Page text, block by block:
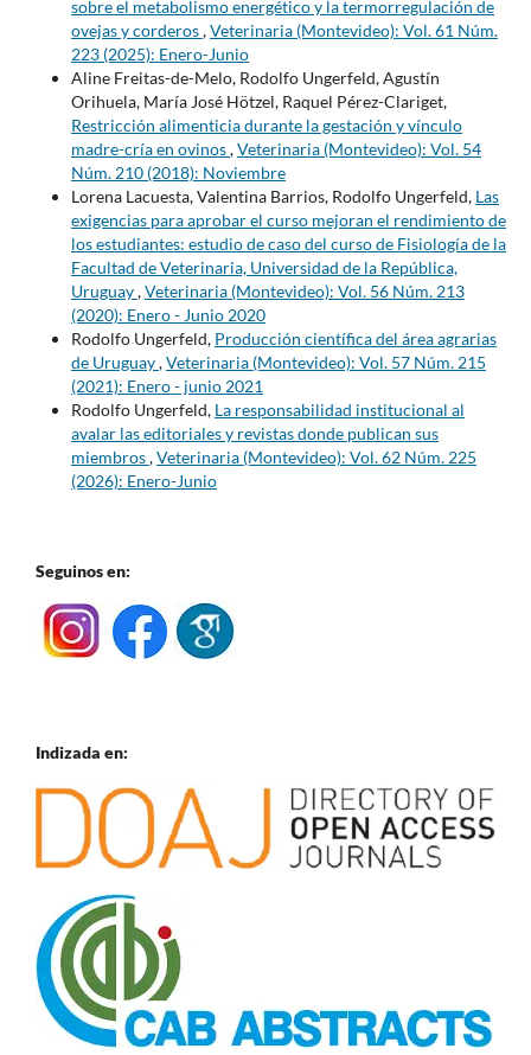
sobre el metabolismo energético y la termorregulación de
ovejas y corderos,Veterinaria (Montevideo): Vol. 61 Núm.
223 (2025): Enero-Junio
Aline Freitas-de-Melo, Rodolfo Ungerfeld, Agustín
Orihuela, María José Hötzel, Raquel Pérez-Clariget,
Restricción alimenticia durante la gestación y vínculo
madre-cría en ovinos,Veterinaria (Montevideo): Vol. 54
Núm. 210 (2018): Noviembre
Lorena Lacuesta, Valentina Barrios, Rodolfo Ungerfeld, Las
exigencias para aprobar el curso mejoran el rendimiento de
los estudiantes: estudio de caso del curso de Fisiología de la
Facultad de Veterinaria, Universidad de la República,
Uruguay,Veterinaria (Montevideo): Vol. 56 Núm. 213
(2020): Enero - Junio 2020
Rodolfo Ungerfeld, Producción científica del área agrarias
de Uruguay,Veterinaria (Montevideo): Vol. 57 Núm. 215
(2021): Enero - junio 2021
Rodolfo Ungerfeld, La responsabilidad institucional al
avalar las editoriales y revistas donde publican sus
miembros,Veterinaria (Montevideo): Vol. 62 Núm. 225
(2026): Enero-Junio
Seguinos en:
Indizada en: